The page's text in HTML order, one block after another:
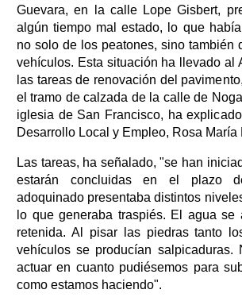
Guevara, en la calle Lope Gisbert,
algún tiempo mal estado, lo que
no solo de los peatones, sino también
vehículos. Esta situación ha llevado al
las tareas de renovación del
el tramo de calzada de la calle de
iglesia de San Francisco, ha
Desarrollo Local y Empleo, Rosa María
Las tareas, ha señalado, "se han
estarán concluidas en el plazo
adoquinado presentaba distintos
lo que generaba traspiés. El agua se
retenida. Al pisar las piedras tanto
vehículos se producían salpicaduras.
actuar en cuanto pudiésemos para
como estamos haciendo".